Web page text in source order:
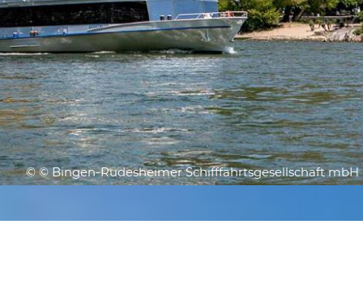
© © Bingen-Rüdesheimer Schifffahrtsgesellschaft mbH